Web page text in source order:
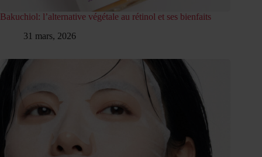
Bakuchiol: l’alternative végétale au rétinol et ses bienfaits
31 mars, 2026